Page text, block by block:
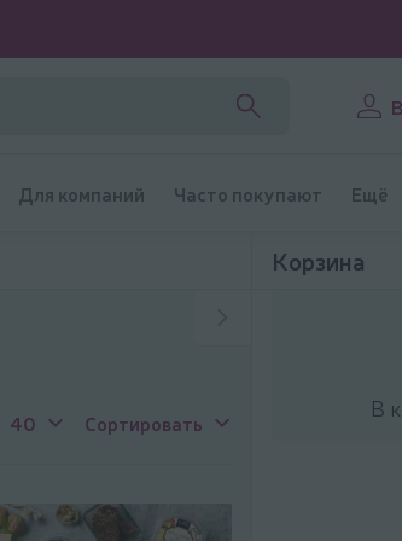
Для компаний Часто покупают Ещё
40 Сортировать
Корзина
В